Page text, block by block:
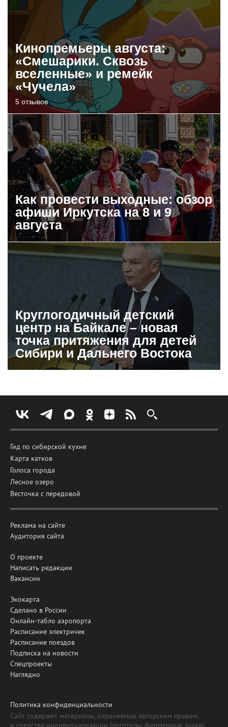
Кинопремьеры августа:
«Смешарики. Сквозь
вселенные» и ремейк
«Чучела»
5 отзывов
Как провести выходные: обзор
афиши Иркутска на 8 и 9
августа
Круглогодичный детский
центр на Байкале – новая
точка притяжения для детей
Сибири и Дальнего Востока
Гид по сибирской кухне
Карта катков
Голоса города
Лесное озеро
Весточка с передовой
Реклама на сайте
Аудитория сайта
О проекте
Написать редакции
Вакансии
Экокарта
Сделано в России
Онлайн-табло аэропорта
Расписание электричек
Расписание поездов
Подписка на новости
Спецпроекты
Наглядно
Политика конфиденциальности
Сайт содержит материалы, охраняемые авторским правом,
и средства индивидуализации (логотипы, фирменные знаки).